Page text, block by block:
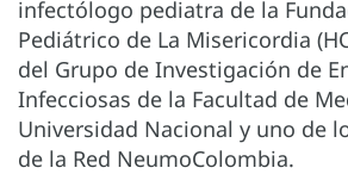
infectólogo pediatra de la
Pediátrico de La Misericordia
del Grupo de Investigación de
Infecciosas de la Facultad de
Universidad Nacional y uno de
de la Red NeumoColombia.